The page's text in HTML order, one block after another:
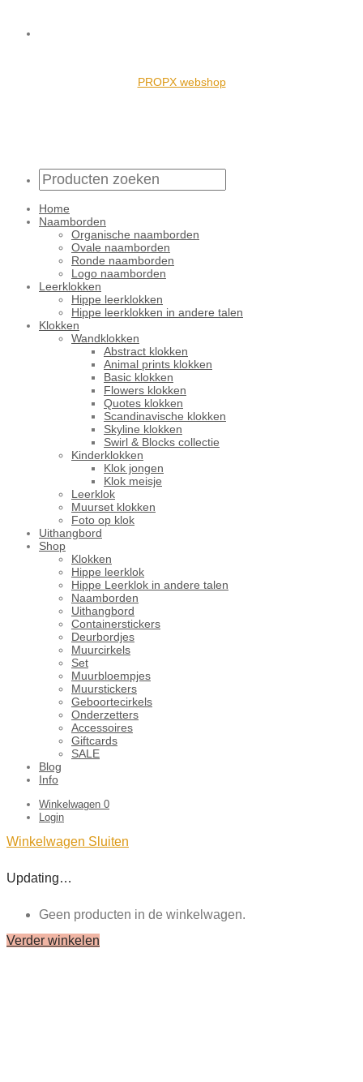
PROPX webshop
Home
Naamborden
Organische naamborden
Ovale naamborden
Ronde naamborden
Logo naamborden
Leerklokken
Hippe leerklokken
Hippe leerklokken in andere talen
Klokken
Wandklokken
Abstract klokken
Animal prints klokken
Basic klokken
Flowers klokken
Quotes klokken
Scandinavische klokken
Skyline klokken
Swirl & Blocks collectie
Kinderklokken
Klok jongen
Klok meisje
Leerklok
Muurset klokken
Foto op klok
Uithangbord
Shop
Klokken
Hippe leerklok
Hippe Leerklok in andere talen
Naamborden
Uithangbord
Containerstickers
Deurbordjes
Muurcirkels
Set
Muurbloempjes
Muurstickers
Geboortecirkels
Onderzetters
Accessoires
Giftcards
SALE
Blog
Info
Winkelwagen 0
Login
Winkelwagen Sluiten
Updating…
Geen producten in de winkelwagen.
Verder winkelen